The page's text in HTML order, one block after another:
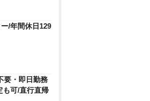
/年間休日129
要・即日勤務
も可/直行直帰